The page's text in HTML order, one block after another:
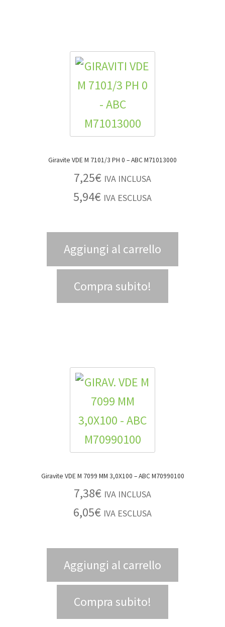
Giravite VDE M 7101/3 PH 0 – ABC M71013000
7,25€ IVA INCLUSA
5,94€ IVA ESCLUSA
Aggiungi al carrello
Compra subito!
Giravite VDE M 7099 MM 3,0X100 – ABC M70990100
7,38€ IVA INCLUSA
6,05€ IVA ESCLUSA
Aggiungi al carrello
Compra subito!